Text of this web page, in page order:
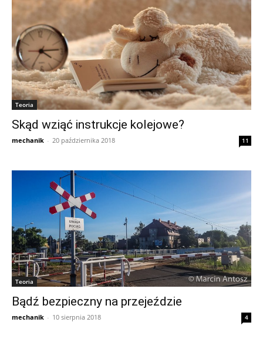
Teoria
Skąd wziąć instrukcje kolejowe?
mechanik - 20 października 2018 11
Teoria
Bądź bezpieczny na przejeździe
mechanik - 10 sierpnia 2018 4